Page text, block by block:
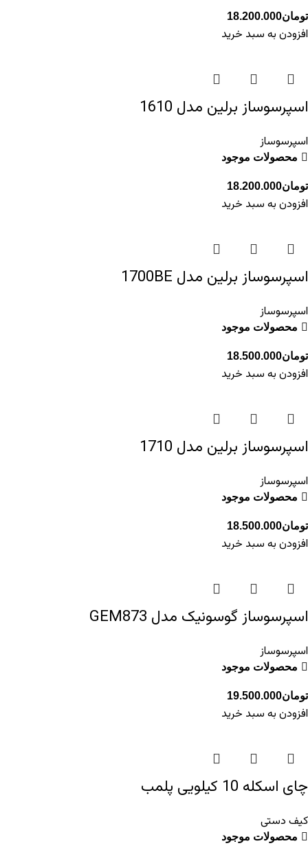
تومان18.200.000
افزودن به سبد خرید
اسپرسوساز برلین مدل 1610
اسپرسوساز
محصولات موجود
تومان18.200.000
افزودن به سبد خرید
اسپرسوساز برلین مدل 1700BE
اسپرسوساز
محصولات موجود
تومان18.500.000
افزودن به سبد خرید
اسپرسوساز برلین مدل 1710
اسپرسوساز
محصولات موجود
تومان18.500.000
افزودن به سبد خرید
اسپرسوساز گوسونیک مدل GEM873
اسپرسوساز
محصولات موجود
تومان19.500.000
افزودن به سبد خرید
چای اسکله 10 کیلویی پلمب
کیف دستی
محصولات موجود